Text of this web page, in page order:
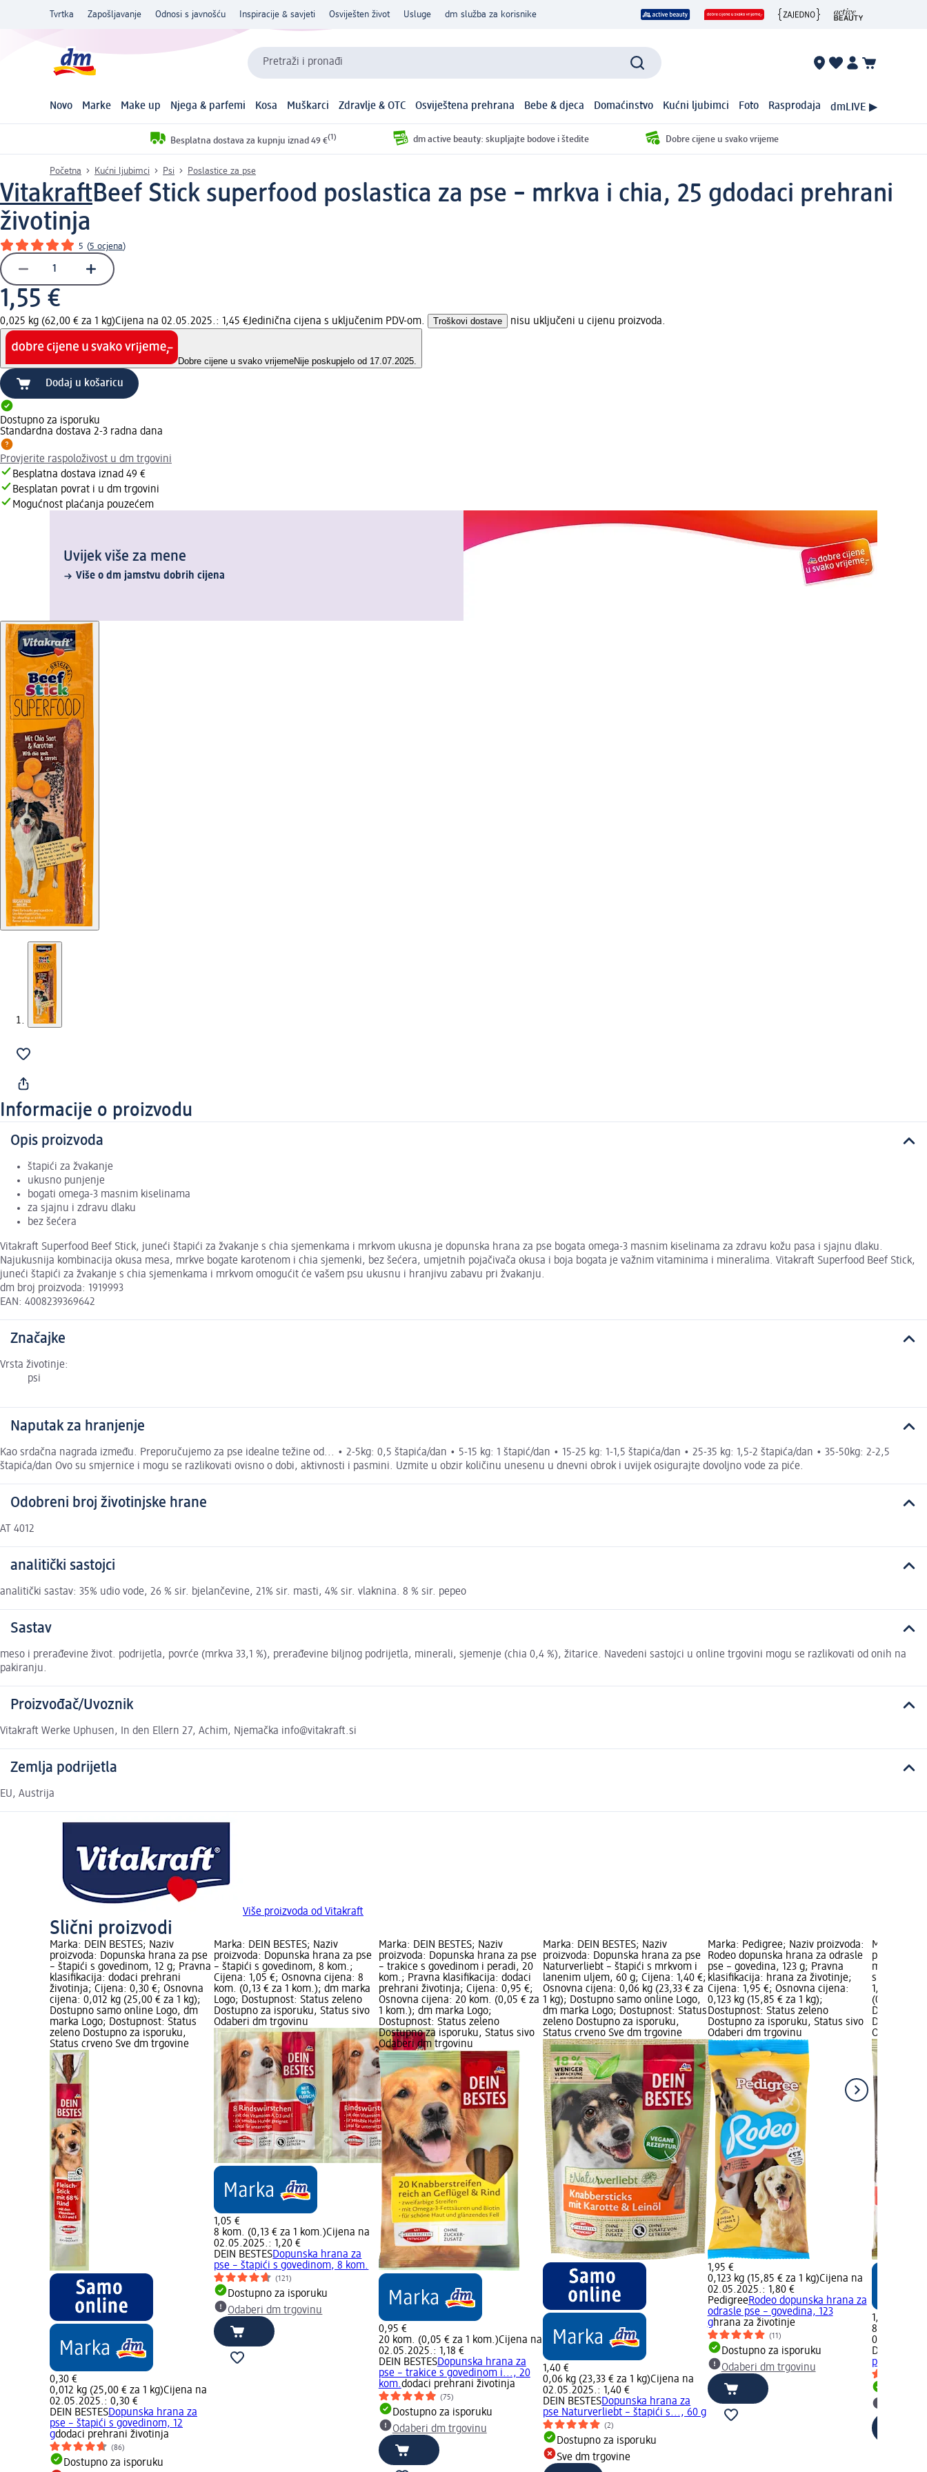
Tvrtka Zapošljavanje Odnosi s javnošću Inspiracije & savjeti Osviješten život Usluge dm služba za korisnike
Pretraži i pronađi
Novo Marke Make up Njega & parfemi Kosa Muškarci Zdravlje & OTC Osviještena prehrana Bebe & djeca Domaćinstvo Kućni ljubimci Foto Rasprodaja dmLIVE ▶
Besplatna dostava za kupnju iznad 49 €(1) dm active beauty: skupljajte bodove i štedite Dobre cijene u svako vrijeme
Početna Kućni ljubimci Psi Poslastice za pse
VitakraftBeef Stick superfood poslastica za pse – mrkva i chia, 25 gdodaci prehrani
životinja
5 (5 ocjena)
1,55 €
0,025 kg (62,00 € za 1 kg)Cijena na 02.05.2025.: 1,45 €Jedinična cijena s uključenim PDV-om. Troškovi dostave nisu uključeni u cijenu proizvoda.
Dobre cijene u svako vrijemeNije poskupjelo od 17.07.2025.
Dodaj u košaricu
Dostupno za isporuku
Standardna dostava 2-3 radna dana
Provjerite raspoloživost u dm trgovini
Besplatna dostava iznad 49 €
Besplatan povrat i u dm trgovini
Mogućnost plaćanja pouzećem
Uvijek više za mene
Više o dm jamstvu dobrih cijena
Informacije o proizvodu
Opis proizvoda
štapići za žvakanje
ukusno punjenje
bogati omega-3 masnim kiselinama
za sjajnu i zdravu dlaku
bez šećera
Vitakraft Superfood Beef Stick, juneći štapići za žvakanje s chia sjemenkama i mrkvom ukusna je dopunska hrana za pse bogata omega-3 masnim kiselinama za zdravu kožu pasa i sjajnu dlaku.
Najukusnija kombinacija okusa mesa, mrkve bogate karotenom i chia sjemenki, bez šećera, umjetnih pojačivača okusa i boja bogata je važnim vitaminima i mineralima. Vitakraft Superfood Beef Stick,
juneći štapići za žvakanje s chia sjemenkama i mrkvom omogućit će vašem psu ukusnu i hranjivu zabavu pri žvakanju.
dm broj proizvoda: 1919993
EAN: 4008239369642
Značajke
Vrsta životinje:
psi
Naputak za hranjenje
Kao srdačna nagrada između. Preporučujemo za pse idealne težine od... • 2-5kg: 0,5 štapića/dan • 5-15 kg: 1 štapić/dan • 15-25 kg: 1-1,5 štapića/dan • 25-35 kg: 1,5-2 štapića/dan • 35-50kg: 2-2,5
štapića/dan Ovo su smjernice i mogu se razlikovati ovisno o dobi, aktivnosti i pasmini. Uzmite u obzir količinu unesenu u dnevni obrok i uvijek osigurajte dovoljno vode za piće.
Odobreni broj životinjske hrane
AT 4012
analitički sastojci
analitički sastav: 35% udio vode, 26 % sir. bjelančevine, 21% sir. masti, 4% sir. vlaknina. 8 % sir. pepeo
Sastav
meso i prerađevine život. podrijetla, povrće (mrkva 33,1 %), prerađevine biljnog podrijetla, minerali, sjemenje (chia 0,4 %), žitarice. Navedeni sastojci u online trgovini mogu se razlikovati od onih na
pakiranju.
Proizvođač/Uvoznik
Vitakraft Werke Uphusen, In den Ellern 27, Achim, Njemačka info@vitakraft.si
Zemlja podrijetla
EU, Austrija
Više proizvoda od Vitakraft
Slični proizvodi
Marka: DEIN BESTES; Naziv
proizvoda: Dopunska hrana za pse
– štapići s govedinom, 12 g; Pravna
klasifikacija: dodaci prehrani
životinja; Cijena: 0,30 €; Osnovna
cijena: 0,012 kg (25,00 € za 1 kg);
Dostupno samo online Logo, dm
marka Logo; Dostupnost: Status
zeleno Dostupno za isporuku,
Status crveno Sve dm trgovine
0,30 €
0,012 kg (25,00 € za 1 kg)Cijena na
02.05.2025.: 0,30 €
DEIN BESTESDopunska hrana za
pse – štapići s govedinom, 12
gdodaci prehrani životinja
(86)
Dostupno za isporuku
Marka: DEIN BESTES; Naziv
proizvoda: Dopunska hrana za pse
– štapići s govedinom, 8 kom.;
Cijena: 1,05 €; Osnovna cijena: 8
kom. (0,13 € za 1 kom.); dm marka
Logo; Dostupnost: Status zeleno
Dostupno za isporuku, Status sivo
Odaberi dm trgovinu
1,05 €
8 kom. (0,13 € za 1 kom.)Cijena na
02.05.2025.: 1,20 €
DEIN BESTESDopunska hrana za
pse – štapići s govedinom, 8 kom.
(121)
Dostupno za isporuku
Odaberi dm trgovinu
Marka: DEIN BESTES; Naziv
proizvoda: Dopunska hrana za pse
– trakice s govedinom i peradi, 20
kom.; Pravna klasifikacija: dodaci
prehrani životinja; Cijena: 0,95 €;
Osnovna cijena: 20 kom. (0,05 € za
1 kom.); dm marka Logo;
Dostupnost: Status zeleno
Dostupno za isporuku, Status sivo
Odaberi dm trgovinu
0,95 €
20 kom. (0,05 € za 1 kom.)Cijena na
02.05.2025.: 1,18 €
DEIN BESTESDopunska hrana za
pse – trakice s govedinom i..., 20
kom.dodaci prehrani životinja
(75)
Dostupno za isporuku
Odaberi dm trgovinu
Marka: DEIN BESTES; Naziv
proizvoda: Dopunska hrana za pse
Naturverliebt – štapići s mrkvom i
lanenim uljem, 60 g; Cijena: 1,40 €;
Osnovna cijena: 0,06 kg (23,33 € za
1 kg); Dostupno samo online Logo,
dm marka Logo; Dostupnost: Status
zeleno Dostupno za isporuku,
Status crveno Sve dm trgovine
1,40 €
0,06 kg (23,33 € za 1 kg)Cijena na
02.05.2025.: 1,40 €
DEIN BESTESDopunska hrana za
pse Naturverliebt – štapići s..., 60 g
(2)
Dostupno za isporuku
Sve dm trgovine
Marka: Pedigree; Naziv proizvoda:
Rodeo dopunska hrana za odrasle
pse – govedina, 123 g; Pravna
klasifikacija: hrana za životinje;
Cijena: 1,95 €; Osnovna cijena:
0,123 kg (15,85 € za 1 kg);
Dostupnost: Status zeleno
Dostupno za isporuku, Status sivo
Odaberi dm trgovinu
1,95 €
0,123 kg (15,85 € za 1 kg)Cijena na
02.05.2025.: 1,80 €
PedigreeRodeo dopunska hrana za
odrasle pse – govedina, 123
ghrana za životinje
(11)
Dostupno za isporuku
Odaberi dm trgovinu
Marka:
proizvoda:
miks
s mesom
1,25 €;
(0,16 € za
Dostupno
Odaberi
1,25 €
8 kom.
DEIN
pse miks